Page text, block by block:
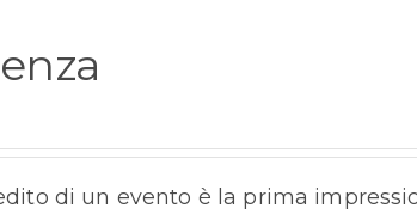
di un evento è la prima